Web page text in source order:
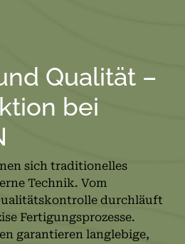
Qualität –
bei
sich traditionelles
Technik. Vom
durchläuft
Fertigungsprozesse.
garantieren langlebige,